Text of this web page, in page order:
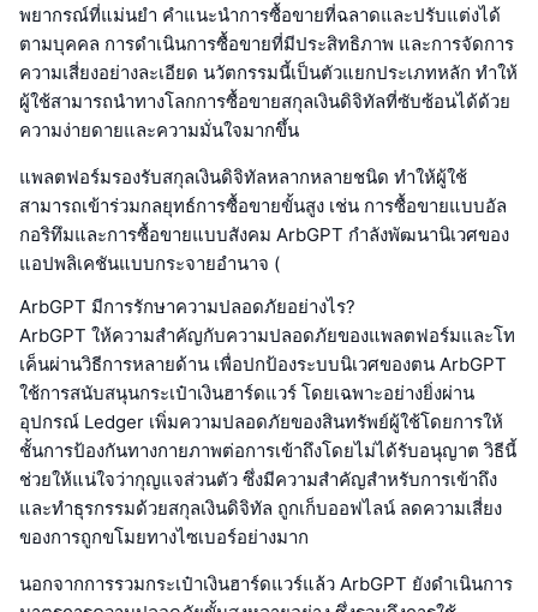
พยากรณ์ที่แม่นยำ คำแนะนำการซื้อขายที่ฉลาดและปรับแต่งได้
ตามบุคคล การดำเนินการซื้อขายที่มีประสิทธิภาพ และการจัดการ
ความเสี่ยงอย่างละเอียด นวัตกรรมนี้เป็นตัวแยกประเภทหลัก ทำให้
ผู้ใช้สามารถนำทางโลกการซื้อขายสกุลเงินดิจิทัลที่ซับซ้อนได้ด้วย
ความง่ายดายและความมั่นใจมากขึ้น
แพลตฟอร์มรองรับสกุลเงินดิจิทัลหลากหลายชนิด ทำให้ผู้ใช้
สามารถเข้าร่วมกลยุทธ์การซื้อขายขั้นสูง เช่น การซื้อขายแบบอัล
กอริทึมและการซื้อขายแบบสังคม ArbGPT กำลังพัฒนานิเวศของ
แอปพลิเคชันแบบกระจายอำนาจ (
ArbGPT มีการรักษาความปลอดภัยอย่างไร?
ArbGPT ให้ความสำคัญกับความปลอดภัยของแพลตฟอร์มและโท
เค็นผ่านวิธีการหลายด้าน เพื่อปกป้องระบบนิเวศของตน ArbGPT
ใช้การสนับสนุนกระเป๋าเงินฮาร์ดแวร์ โดยเฉพาะอย่างยิ่งผ่าน
อุปกรณ์ Ledger เพิ่มความปลอดภัยของสินทรัพย์ผู้ใช้โดยการให้
ชั้นการป้องกันทางกายภาพต่อการเข้าถึงโดยไม่ได้รับอนุญาต วิธีนี้
ช่วยให้แน่ใจว่ากุญแจส่วนตัว ซึ่งมีความสำคัญสำหรับการเข้าถึง
และทำธุรกรรมด้วยสกุลเงินดิจิทัล ถูกเก็บออฟไลน์ ลดความเสี่ยง
ของการถูกขโมยทางไซเบอร์อย่างมาก
นอกจากการรวมกระเป๋าเงินฮาร์ดแวร์แล้ว ArbGPT ยังดำเนินการ